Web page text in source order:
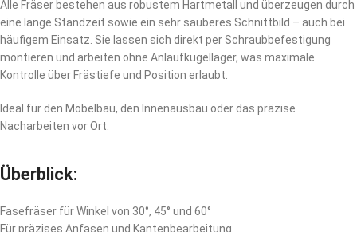
Alle Fräser bestehen aus robustem Hartmetall und überzeugen durch
eine lange Standzeit sowie ein sehr sauberes Schnittbild – auch bei
häufigem Einsatz. Sie lassen sich direkt per Schraubbefestigung
montieren und arbeiten ohne Anlaufkugellager, was maximale
Kontrolle über Frästiefe und Position erlaubt.
Ideal für den Möbelbau, den Innenausbau oder das präzise
Nacharbeiten vor Ort.
Überblick:
Fasefräser für Winkel von 30°, 45° und 60°
Für präzises Anfasen und Kantenbearbeitung